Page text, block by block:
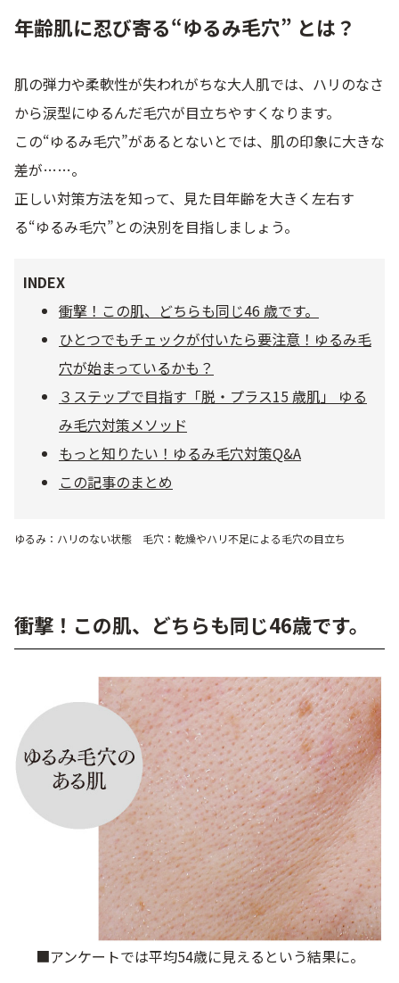
お悩みから探す
乾燥
シミ・そばかす ゆるみ・ハリ
シワ
敏感・肌あれ 日焼け
お悩みから探す TOP
トライアルキット
メイク・ボディ・ヘアケア
キャンペーン情報
通販限定商品
クーポン＆ポイント
アウトレット商品
年齢肌に忍び寄る“ゆるみ毛穴” とは？
肌の弾力や柔軟性が失われがちな大人肌では、ハリのなさ
から涙型にゆるんだ毛穴が目立ちやすくなります。
この“ゆるみ毛穴”があるとないとでは、肌の印象に大きな
差が……。
正しい対策方法を知って、見た目年齢を大きく左右す
る“ゆるみ毛穴”との決別を目指しましょう。
INDEX
衝撃！この肌、どちらも同じ46 歳です。
ひとつでもチェックが付いたら要注意！ゆるみ毛
穴が始まっているかも？
３ステップで目指す「脱・プラス15 歳肌」 ゆる
み毛穴対策メソッド
もっと知りたい！ゆるみ毛穴対策Q&A
この記事のまとめ
ゆるみ：ハリのない状態 毛穴：乾燥やハリ不足による毛穴の目立ち
衝撃！この肌、どちらも同じ46歳です。
■アンケートでは平均54歳に見えるという結果に。